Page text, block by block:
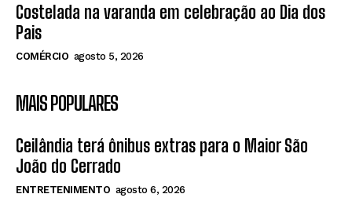
Costelada na varanda em celebração ao Dia dos
Pais
COMÉRCIO agosto 5, 2026
MAIS POPULARES
Ceilândia terá ônibus extras para o Maior São
João do Cerrado
ENTRETENIMENTO agosto 6, 2026